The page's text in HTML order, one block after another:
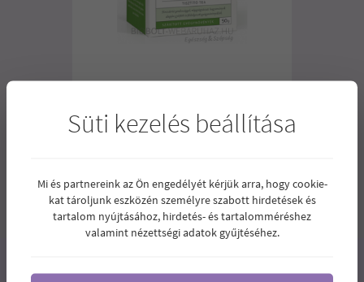
TEAKEVERÉK TISZTÍTÓ TEA 50G
1 2 3 4 5
Süti kezelés beállítása
Mi és partnereink az Ön engedélyét kérjük arra, hogy cookie-
kat tároljunk eszközén személyre szabott hirdetések és
tartalom nyújtásához, hirdetés- és tartalomméréshez
valamint nézettségi adatok gyűjtéséhez.